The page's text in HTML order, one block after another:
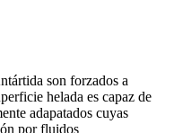
son forzados a
helada es capaz de
adapatados cuyas
por fluidos